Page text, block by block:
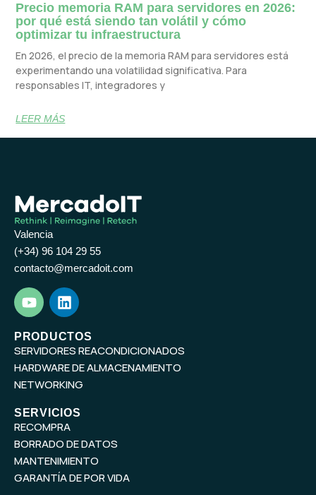
Precio memoria RAM para servidores en 2026:
por qué está siendo tan volátil y cómo
optimizar tu infraestructura
En 2026, el precio de la memoria RAM para servidores está
experimentando una volatilidad significativa. Para
responsables IT, integradores y
LEER MÁS
Valencia
(+34) 96 104 29 55
contacto@mercadoit.com
Y
o
u
t
u
b
e
L
i
n
k
e
d
i
PRODUCTOS
SERVIDORES REACONDICIONADOS
HARDWARE DE ALMACENAMIENTO
NETWORKING
SERVICIOS
RECOMPRA
BORRADO DE DATOS
MANTENIMIENTO
GARANTÍA DE POR VIDA